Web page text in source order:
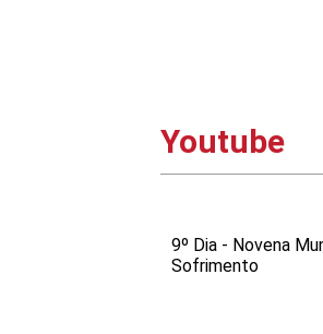
Youtube
9º Dia - Novena
Sofrimento